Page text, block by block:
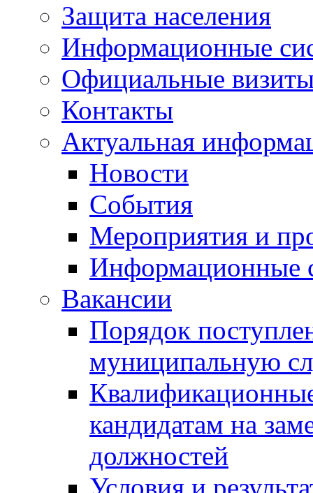
Защита населения
Информационные
Официальные
Контакты
Актуальная
Новости
События
Мероприятия и
Информационные
Вакансии
Порядок
муниципальную
кандидатам на
должностей